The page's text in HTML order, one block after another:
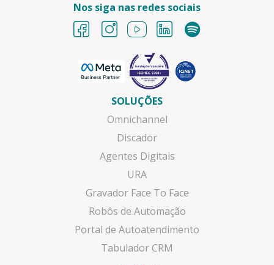
Nos siga nas redes sociais
SOLUÇÕES
Omnichannel
Discador
Agentes Digitais
URA
Gravador Face To Face
Robôs de Automação
Portal de Autoatendimento
Tabulador CRM